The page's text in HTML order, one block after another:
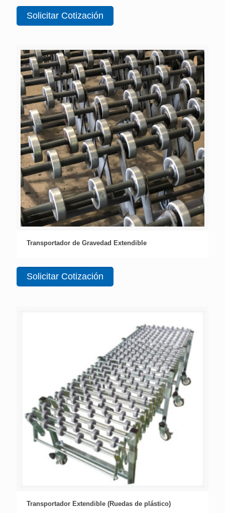
Solicitar Cotización
Transportador de Gravedad Extendible
Solicitar Cotización
Transportador Extendible (Ruedas de plástico)